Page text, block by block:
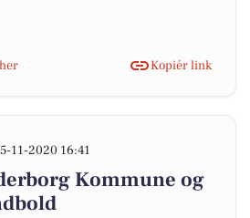
Kopiér link
11-2020 16:41
Kommune og